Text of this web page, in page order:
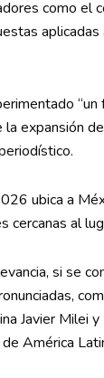
como el
la expansión
ubica a
cercanas al
si se
Javier Milei
América